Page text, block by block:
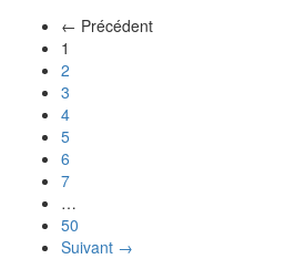
← Précédent
1
2
3
4
5
6
7
…
50
Suivant →